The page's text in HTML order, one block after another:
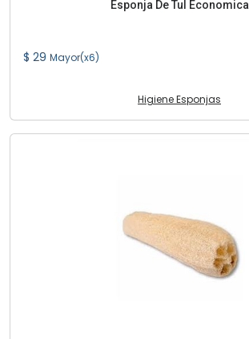
Esponja De Tul Economica
$ 29 Mayor(x6)
Higiene Esponjas